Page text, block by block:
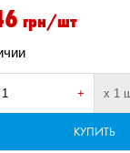
грн/шт
+ х 1
КУПИТЬ